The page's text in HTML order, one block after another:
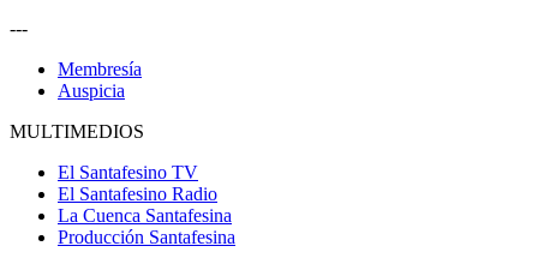
---
Membresía
Auspicia
MULTIMEDIOS
El Santafesino TV
El Santafesino Radio
La Cuenca Santafesina
Producción Santafesina